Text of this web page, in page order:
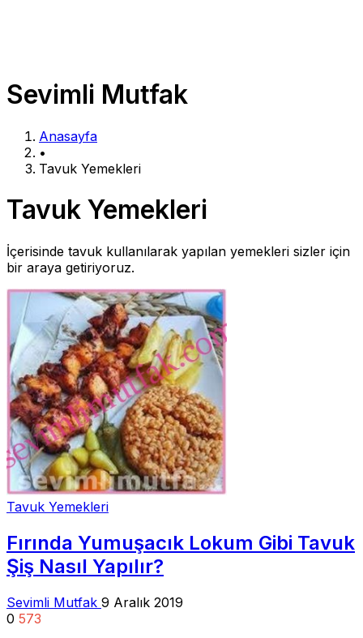
Sevimli Mutfak
Anasayfa
•
Tavuk Yemekleri
Tavuk Yemekleri
İçerisinde tavuk kullanılarak yapılan yemekleri sizler için
bir araya getiriyoruz.
Tavuk Yemekleri
Fırında Yumuşacık Lokum Gibi Tavuk
Şiş Nasıl Yapılır?
Sevimli Mutfak 9 Aralık 2019
0 573